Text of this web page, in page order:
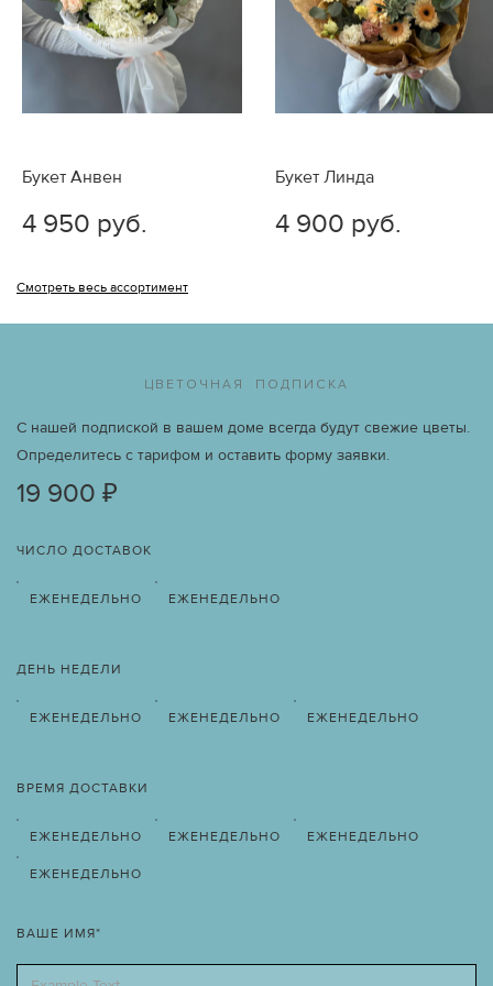
при наличии фотографии букета, в день его доставки.
Если у Вас есть замечания по выполнению Вашего
заказа, пожалуйста, обращайтесь к нам по телефону +7
(926) 158-06-66 или электронной почте
info@vmestoslov.ru.
Букет Анвен
4 950 руб.
Букет Линда
4 900 руб.
Смотреть весь ассортимент
ЦВЕТОЧНАЯ ПОДПИСКА
С нашей подпиской в вашем доме всегда будут свежие цветы.
Определитесь с тарифом и оставить форму заявки.
19 900 ₽
ЧИСЛО ДОСТАВОК
ЕЖЕНЕДЕЛЬНО ЕЖЕНЕДЕЛЬНО
ДЕНЬ НЕДЕЛИ
ЕЖЕНЕДЕЛЬНО ЕЖЕНЕДЕЛЬНО ЕЖЕНЕДЕЛЬНО
ВРЕМЯ ДОСТАВКИ
ЕЖЕНЕДЕЛЬНО ЕЖЕНЕДЕЛЬНО ЕЖЕНЕДЕЛЬНО
ЕЖЕНЕДЕЛЬНО
ВАШЕ ИМЯ*